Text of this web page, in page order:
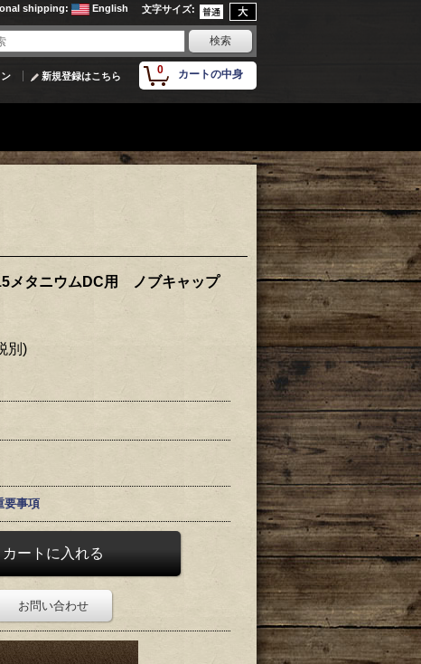
文字サイズ:
shipping: English
0 カートの中身
新規登録はこちら
メタニウムDC用 ノブキャップ
別)
要事項
お問い合わせ